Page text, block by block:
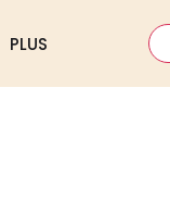
PLUS